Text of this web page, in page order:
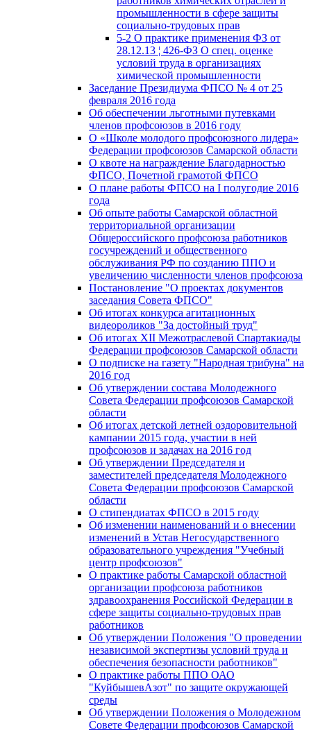
промышленности в сфере защиты
социально-трудовых прав
5-2 О практике применения ФЗ от
28.12.13 ¦ 426-ФЗ О спец. оценке
условий труда в организациях
химической промышленности
Заседание Президиума ФПСО № 4 от 25
февраля 2016 года
Об обеспечении льготными путевками
членов профсоюзов в 2016 году
О «Школе молодого профсоюзного лидера»
Федерации профсоюзов Самарской области
О квоте на награждение Благодарностью
ФПСО, Почетной грамотой ФПСО
О плане работы ФПСО на I полугодие 2016
года
Об опыте работы Самарской областной
территориальной организации
Общероссийского профсоюза работников
госучреждений и общественного
обслуживания РФ по созданию ППО и
увеличению численности членов профсоюза
Постановление "О проектах документов
заседания Совета ФПСО"
Об итогах конкурса агитационных
видеороликов "За достойный труд"
Об итогах XII Межотраслевой Спартакиады
Федерации профсоюзов Самарской области
О подписке на газету "Народная трибуна" на
2016 год
Об утверждении состава Молодежного
Совета Федерации профсоюзов Самарской
области
Об итогах детской летней оздоровительной
кампании 2015 года, участии в ней
профсоюзов и задачах на 2016 год
Об утверждении Председателя и
заместителей председателя Молодежного
Совета Федерации профсоюзов Самарской
области
О стипендиатах ФПСО в 2015 году
Об изменении наименований и о внесении
изменений в Устав Негосударственного
образовательного учреждения "Учебный
центр профсоюзов"
О практике работы Самарской областной
организации профсоюза работников
здравоохранения Российской Федерации в
сфере защиты социально-трудовых прав
работников
Об утверждении Положения "О проведении
независимой экспертизы условий труда и
обеспечения безопасности работников"
О практике работы ППО ОАО
"КуйбышевАзот" по защите окружающей
среды
Об утверждении Положения о Молодежном
Совете Федерации профсоюзов Самарской